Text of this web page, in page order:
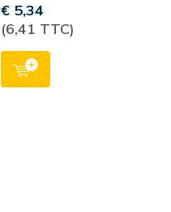
€ 5,34
(6,41 TTC)